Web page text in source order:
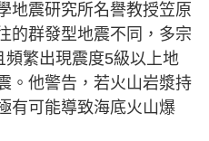
地震研究所名譽教授笠原
的群發型地震不同，多宗
繁出現震度5級以上地
。他警告，若火山岩漿持
有可能導致海底火山爆